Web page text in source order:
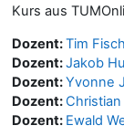
Kurs aus
Dozent:Tim
Dozent:Jakob
Dozent:Yvonne
Dozent:
Dozent: Ewald